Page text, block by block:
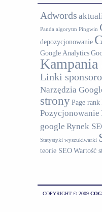
Adwords
Panda algorytm Pingwin
depozycjonowanie
Google Analytics
Kampania
Linki
Narzędzia
stronyPage rank
Pozycjonowanie
google Rynek
Statystyki wyszukiwarki
teorie SEOWartość
COPYRIGHT © 2009